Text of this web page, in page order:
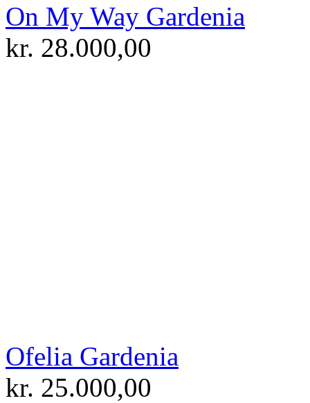
On My Way Gardenia
kr. 28.000,00
Ofelia Gardenia
kr. 25.000,00